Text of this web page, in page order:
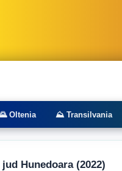
Oltenia ⛰️ Transilvania
Hunedoara (2022)